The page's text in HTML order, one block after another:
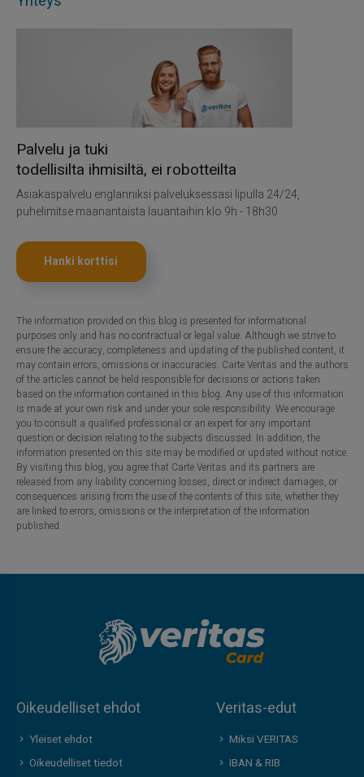
Palvelu ja tuki
todellisilta ihmisiltä, ei robotteilta
Asiakaspalvelu englanniksi palveluksessasi lipulla 24/24,
puhelimitse maanantaista lauantaihin klo 9h - 18h30
Hanki korttisi
The information provided on this blog is presented for informational
purposes only and has no contractual or legal value. Although we strive to
ensure the accuracy, completeness and updating of the published content, it
may contain errors, omissions or inaccuracies. Carte Veritas and the authors
of the articles cannot be held responsible for decisions or actions taken
based on the information contained in this blog. Any use of this information
is made at your own risk and under your sole responsibility. We encourage
you to consult a qualified professional or an expert for any important
question or decision relating to the subjects discussed. In addition, the
information presented on this site may be modified or updated without notice.
By visiting this blog, you agree that Carte Veritas and its partners are
released from any liability concerning losses, direct or indirect damages, or
consequences arising from the use of the contents of this site, whether they
are linked to errors, omissions or the interpretation of the information
published.
Oikeudelliset ehdot
Yleiset ehdot
Oikeudelliset tiedot
Veritas-edut
Miksi VERITAS
IBAN & RIB